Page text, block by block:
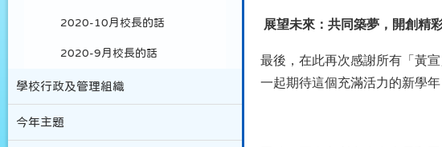
展望未來：共同築夢，開創精彩
最後，在此再次感謝所有「黃
一起期待這個充滿活力的新學
2020-10月校長的話
2020-9月校長的話
學校行政及管理組織
今年主題